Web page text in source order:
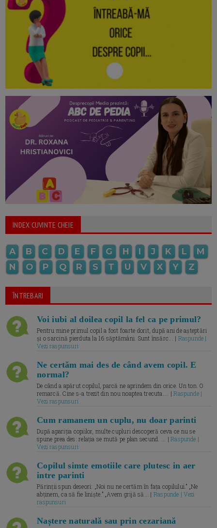
INDEX CUVINTE CHEIE
A B C D E F G H I J K L
M
N
O P Q R S T U V X Y Z
ÎNTREBARI
Voi iubi al doilea copil la fel ca pe primul?
Pentru mine primul copil a fost foarte dorit, după ani de așteptări
și o sarcină pierduta la 16 săptămâni. Sunt însărc... | Raspunde |
Vezi raspunsuri
Ne certăm mai des de când avem copil. E
normal?
De când a apărut copilul, parcă ne aprindem din orice. Un ton. O
remarcă. Cine s-a trezit din nou noaptea trecuta.... |Raspunde |
Vezi raspunsuri
Cum ramanem un cuplu, nu doar parinti
După apariția copiilor, multe cupluri descoperă ceva ce nu se
spune prea des: relația se mută pe plan secund. ... |Raspunde |
Vezi raspunsuri
Copilul simte emotiile care plutesc in aer
intre parinti
Părinții spun deseori: „Noi nu ne certăm în fața copilului.” „Ne
abținem, ca să fie liniște.” „Avem grijă să... | Raspunde | Vezi
raspunsuri
Naștere naturală sau prin cezariană